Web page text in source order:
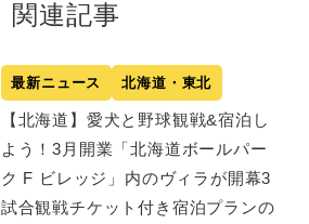
関連記事
最新ニュース 北海道・東北
【北海道】愛犬と野球観戦&宿泊し
よう！3月開業「北海道ボールパー
ク F ビレッジ」内のヴィラが開幕3
試合観戦チケット付き宿泊プランの